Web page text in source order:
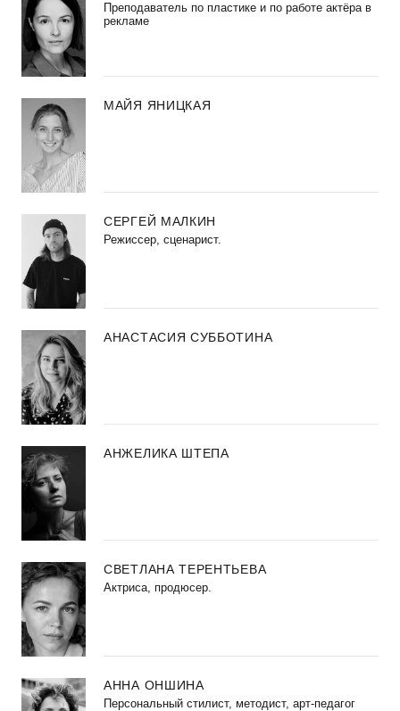
Преподаватель по пластике и по работе актёра в
рекламе
МАЙЯ ЯНИЦКАЯ
СЕРГЕЙ МАЛКИН
Режиссер, сценарист.
АНАСТАСИЯ СУББОТИНА
АНЖЕЛИКА ШТЕПА
СВЕТЛАНА ТЕРЕНТЬЕВА
Актриса, продюсер.
АННА ОНШИНА
Персональный стилист, методист, арт-педагог